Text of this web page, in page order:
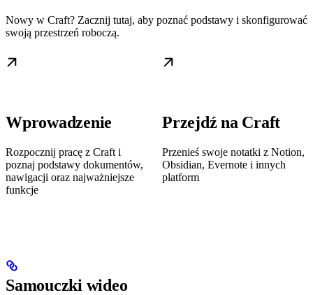
Nowy w Craft? Zacznij tutaj, aby poznać podstawy i skonfigurować
swoją przestrzeń roboczą.
Wprowadzenie
Rozpocznij pracę z Craft i
poznaj podstawy dokumentów,
nawigacji oraz najważniejsze
funkcje
Przejdź na Craft
Przenieś swoje notatki z Notion,
Obsidian, Evernote i innych
platform
Samouczki wideo